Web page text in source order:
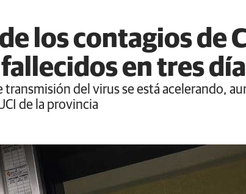
los contagios de
en tres
transmisión del virus se está acelerando,
de la provincia